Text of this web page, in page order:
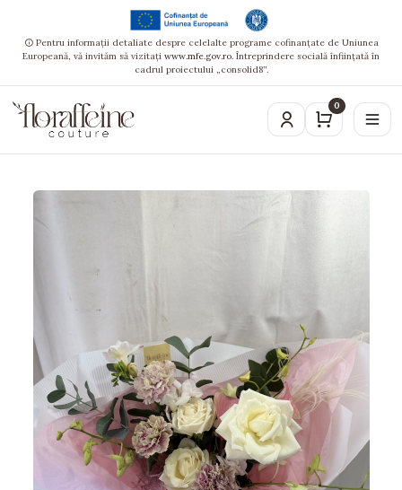
Pentru informații detaliate despre celelalte programe cofinanțate de Uniunea
Europeană, vă invităm să vizitați www.mfe.gov.ro. Întreprindere socială înființată în
cadrul proiectului „consolid8”.
0